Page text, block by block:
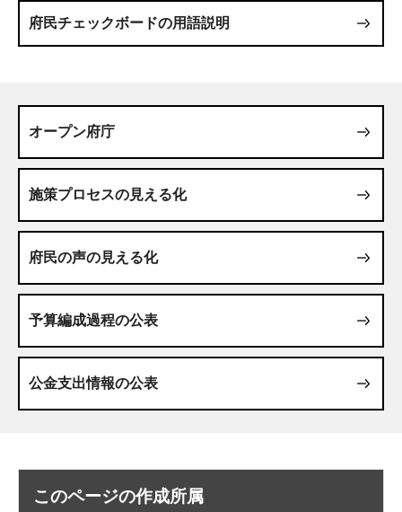
府民チェックボードの用語説明
オープン府庁
施策プロセスの見える化
府民の声の見える化
予算編成過程の公表
公金支出情報の公表
このページの作成所属